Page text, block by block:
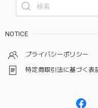
NOTICE
プライバシーポリシー
特定商取引法に基づく表